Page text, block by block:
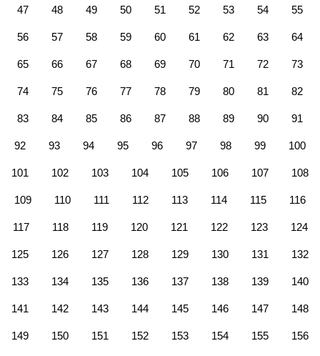
47 48 49 50 51 52 53 54 55
56 57 58 59 60 61 62 63 64
65 66 67 68 69 70 71 72 73
74 75 76 77 78 79 80 81 82
83 84 85 86 87 88 89 90 91
92 93 94 95 96 97 98 99 100
101 102 103 104 105 106 107 108
109 110 111 112 113 114 115 116
117 118 119 120 121 122 123 124
125 126 127 128 129 130 131 132
133 134 135 136 137 138 139 140
141 142 143 144 145 146 147 148
149 150 151 152 153 154 155 156